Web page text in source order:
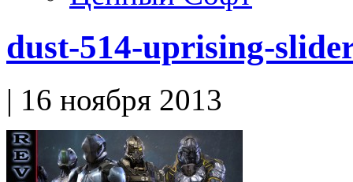
dust-514-uprising-
| 16 ноября 2013